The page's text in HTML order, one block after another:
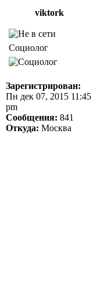
viktork
Социолог
Зарегистрирован:
Пн дек 07, 2015 11:45
pm
Сообщения: 841
Откуда: Москва